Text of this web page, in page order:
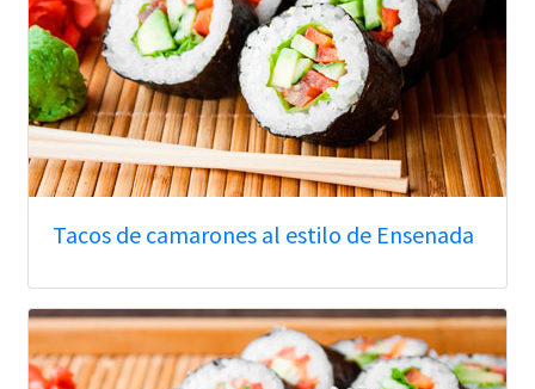
Tacos de camarones al estilo de Ensenada